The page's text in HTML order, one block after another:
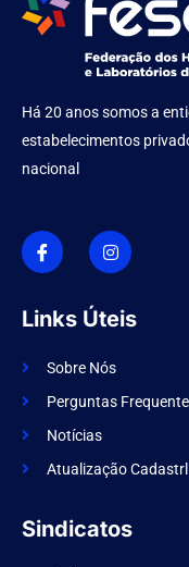
Há 20 anos somos a
estabelecimentos
nacional
I
c
o
n
f
a
e
o
k
I
n
s
t
g
r
m
Links Úteis
Sobre Nós
Perguntas
Notícias
Atualização Cadastrl
Sindicatos